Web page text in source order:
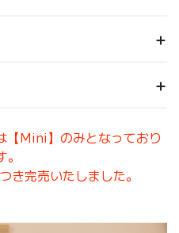
【Mini】のみとなっており
き完売いたしました。